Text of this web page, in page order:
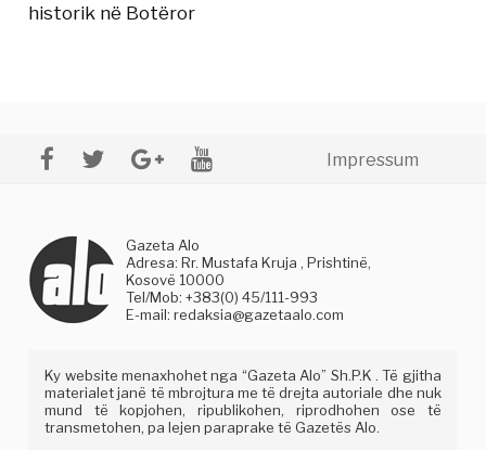
historik në Botëror
Impressum
Gazeta Alo
Adresa: Rr. Mustafa Kruja , Prishtinë,
Kosovë 10000
Tel/Mob: +383(0) 45/111-993
E-mail:redaksia@gazetaalo.com
Ky website menaxhohet nga “Gazeta Alo” Sh.P.K . Të gjitha
materialet janë të mbrojtura me të drejta autoriale dhe nuk
mund të kopjohen, ripublikohen, riprodhohen ose të
transmetohen, pa lejen paraprake të Gazetës Alo.